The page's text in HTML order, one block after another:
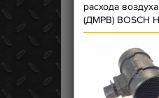
расхода воздуха
(ДМРВ) BOSCH
Patriot - ЗМЗ-